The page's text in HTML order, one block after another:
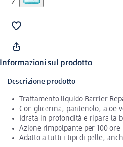
Informazioni sul prodotto
Descrizione prodotto
Trattamento liquido Barrier
Con glicerina, pantenolo, aloe
Idrata in profondità e ripara la
Azione rimpolpante per 100 ore
Adatto a tutti i tipi di pelle,